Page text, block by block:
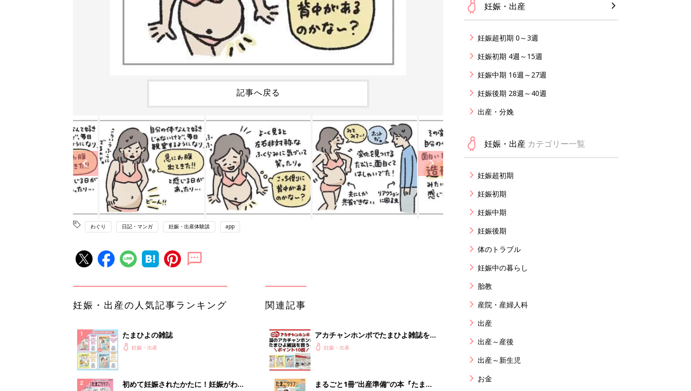
記事へ戻る
わぐり 日記・マンガ 妊娠・出産体験談 app
妊娠・出産の人気記事ランキング
たまひよの雑誌
妊娠・出産
初めて妊娠されたかたに！妊娠がわか
関連記事
アカチャンホンポでたまひよ雑誌を買
うとポイント10倍【期間限定】
妊娠・出産
まるごと1冊“出産準備”の本『たまご
妊娠・出産
妊娠超初期 0～3週
妊娠初期 4週～15週
妊娠中期 16週～27週
妊娠後期 28週～40週
出産・分娩
妊娠・出産 カテゴリー一覧
妊娠超初期
妊娠初期
妊娠中期
妊娠後期
体のトラブル
妊娠中の暮らし
胎教
産院・産婦人科
出産
出産～産後
出産～新生児
お金